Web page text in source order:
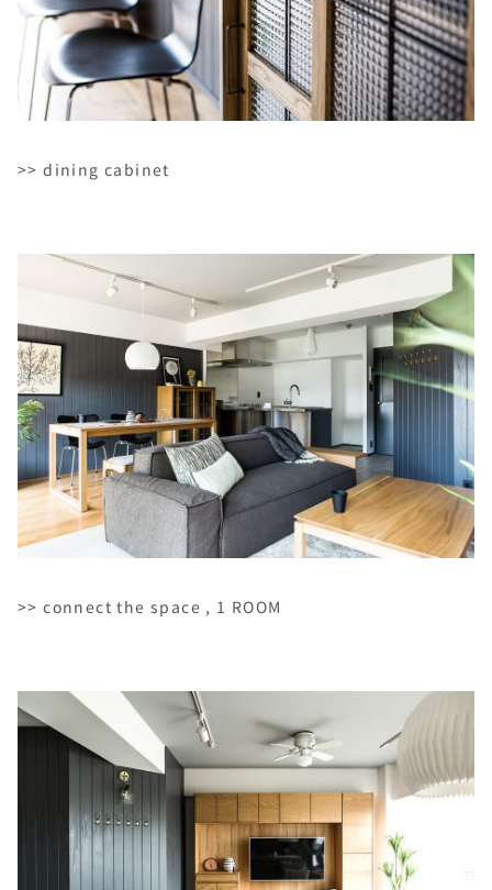
>> dining cabinet
>> connect the space , 1 ROOM